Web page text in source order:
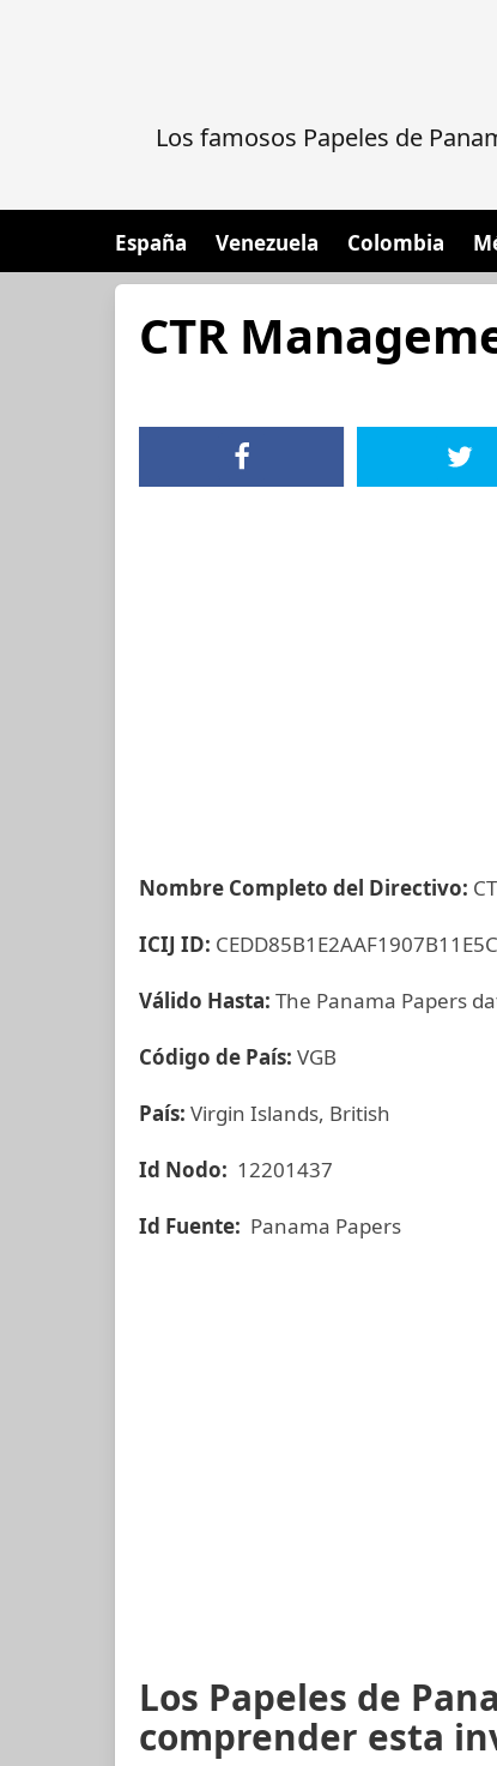
Los famosos Papeles de
España Venezuela Colombia
CTR
Nombre Completo del Directivo:
ICIJ ID:
Válido Hasta: The Panama Papers
Código de País: VGB
País: Virgin Islands, British
Id Nodo: 12201437
Id Fuente: Panama Papers
Los Papeles de
comprender esta